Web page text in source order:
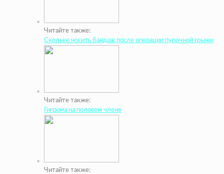
Читайте также:
Сколько носить бандаж после операции пупочной грыжи
Читайте также:
Гигрома на половом члене
Читайте также: